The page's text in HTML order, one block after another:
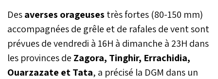
Desaverses orageuses très fortes (80-150 mm)
accompagnées de grêle et de rafales de vent sont
prévues de vendredi à 16H à dimanche à 23H dans
les provinces de Zagora, Tinghir, Errachidia,
Ouarzazate et Tata, a précisé la DGM dans un